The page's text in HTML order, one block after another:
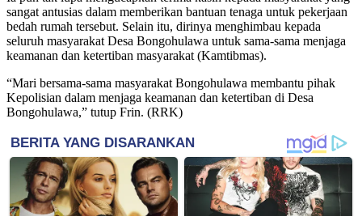
sangat antusias dalam memberikan bantuan tenaga untuk pekerjaan
bedah rumah tersebut. Selain itu, dirinya menghimbau kepada
seluruh masyarakat Desa Bongohulawa untuk sama-sama menjaga
keamanan dan ketertiban masyarakat (Kamtibmas).
“Mari bersama-sama masyarakat Bongohulawa membantu pihak
Kepolisian dalam menjaga keamanan dan ketertiban di Desa
Bongohulawa,” tutup Frin. (RRK)